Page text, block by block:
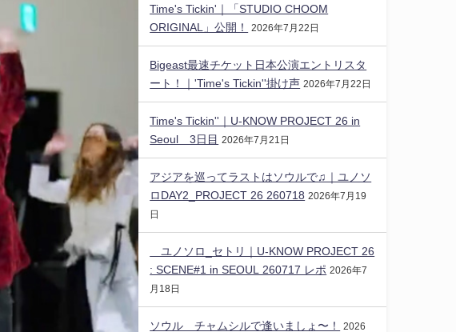
Time's Tickin'｜「STUDIO CHOOM
ORIGINAL」公開！
2026年7月22日
Bigeast最速チケット日本公演エントリスタ
ート！｜'Time's Tickin''掛け声 2026年7月22日
Time's Tickin''｜U-KNOW PROJECT 26 in
Seoul 3日目 2026年7月21日
アジアを巡ってラストはソウルで♫｜ユノソ
ロDAY2_PROJECT 26 260718 2026年7月19
日
ユノソロ_セトリ｜U-KNOW PROJECT 26
: SCENE#1 in SEOUL 260717 レポ 2026年7
月18日
ソウル チャムシルで逢いましょ〜！
2026